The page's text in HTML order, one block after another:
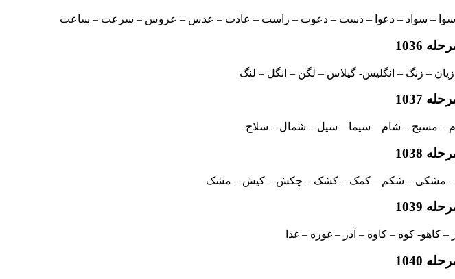
– سواد – دعوا – دست – دعوت – راست – عادت – عدس – عروس – سرعت – ساعت
1036
– زنگ – انگلیس- گیلاس – لگن – انگل – لنگ
1037
– مسیح – شام – سیما – سیل – شمال – سلاح
1038
مشکی – شکم – کمک – کشک – چکش – کیش – مشک
1039
کاهو- کوه – کاوه – آذر – غوره – غذا
1040